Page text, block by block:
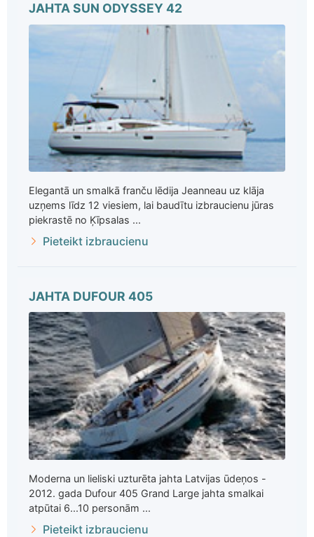
JAHTA SUN ODYSSEY 42
Elegantā un smalkā franču lēdija Jeanneau uz klāja
uzņems līdz 12 viesiem, lai baudītu izbraucienu jūras
piekrastē no Ķīpsalas ...
Pieteikt izbraucienu
JAHTA DUFOUR 405
Moderna un lieliski uzturēta jahta Latvijas ūdeņos -
2012. gada Dufour 405 Grand Large jahta smalkai
atpūtai 6...10 personām ...
Pieteikt izbraucienu